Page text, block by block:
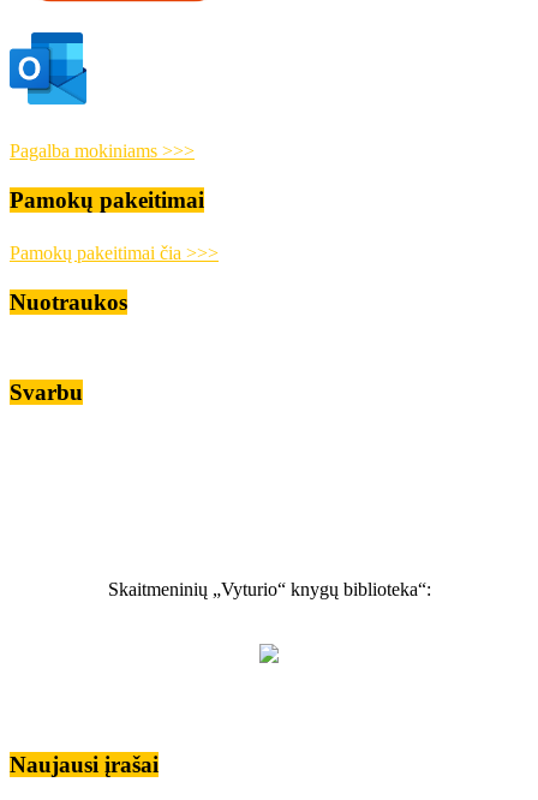
Pagalba mokiniams >>>
Pamokų pakeitimai
Pamokų pakeitimai čia >>>
Nuotraukos
Svarbu
Skaitmeninių „Vyturio“ knygų biblioteka“:
Naujausi įrašai